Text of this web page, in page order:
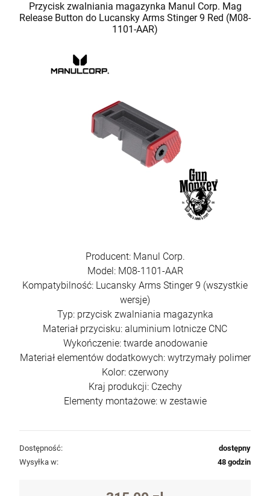
Przycisk zwalniania magazynka Manul Corp. Mag
Release Button do Lucansky Arms Stinger 9 Red (M08-
1101-AAR)
Producent: Manul Corp.
Model: M08-1101-AAR
Kompatybilność: Lucansky Arms Stinger 9 (wszystkie
wersje)
Typ: przycisk zwalniania magazynka
Materiał przycisku: aluminium lotnicze CNC
Wykończenie: twarde anodowanie
Materiał elementów dodatkowych: wytrzymały polimer
Kolor: czerwony
Kraj produkcji: Czechy
Elementy montażowe: w zestawie
Dostępność:
dostępny
Wysyłka w:
48 godzin